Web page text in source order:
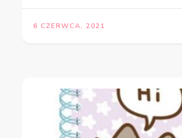
6 CZERWCA, 2021